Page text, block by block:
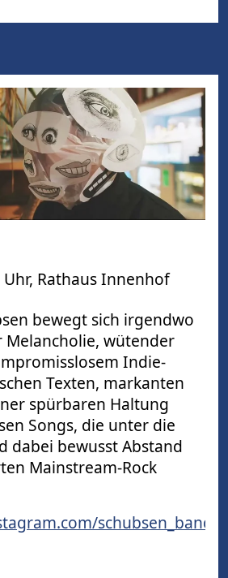
Rathaus Innenhof
bewegt sich irgendwo
Melancholie, wütender
Indie-
Texten, markanten
spürbaren Haltung
Songs, die unter die
dabei bewusst Abstand
Mainstream-Rock
schubsen_band/?